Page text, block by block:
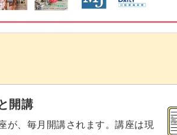
開講
が、毎月開講されます。講座は現